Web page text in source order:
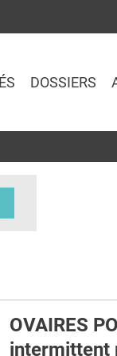
DOSSIERS
OVAIRES
intermittent